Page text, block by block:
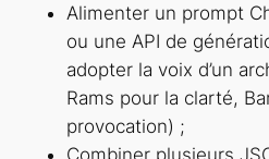
Alimenter un prompt
ou une API de
adopter la voix d’un
Rams pour la clarté,
provocation) ;
Combiner plusieurs